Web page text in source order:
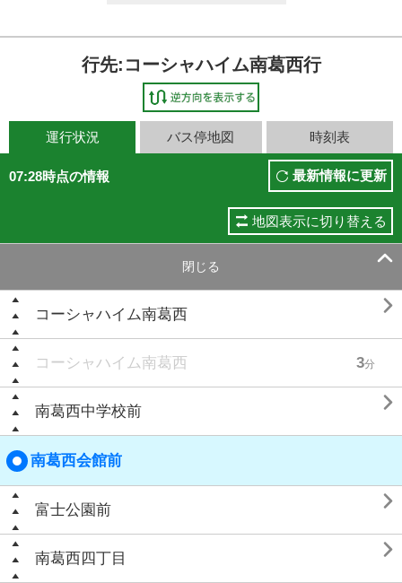
行先:コーシャハイム南葛西行
運行状況 バス停地図 時刻表
07:28時点の情報 最新情報に更新
地図表示に切り替える
閉じる 
コーシャハイム南葛西 
コーシャハイム南葛西 3分
南葛西中学校前 
南葛西会館前
富士公園前 
南葛西四丁目 